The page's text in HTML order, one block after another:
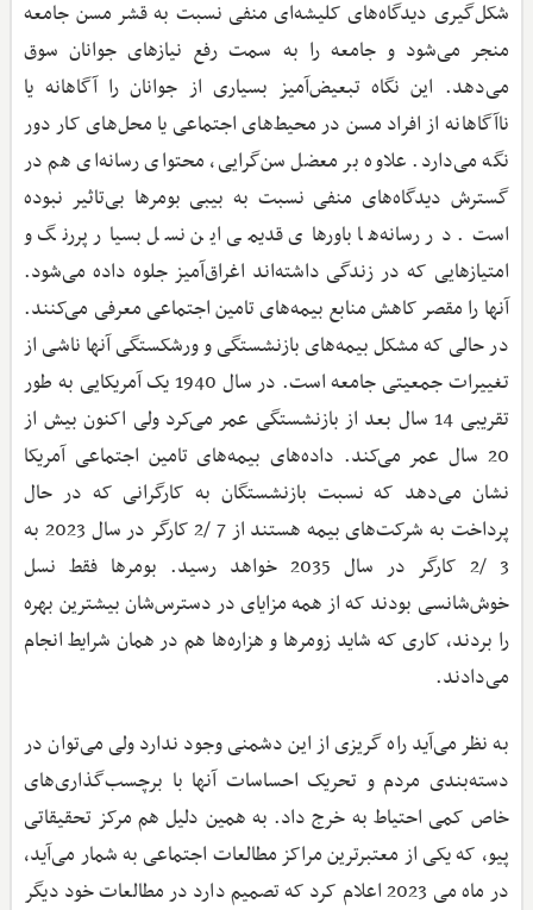
شکل‌گیری دیدگاه‌های کلیشه‌ای منفی نسبت به قشر مسن جامعه
منجر می‌شود و جامعه را به سمت رفع نیازهای جوانان سوق
می‌دهد. این نگاه تبعیض‌آمیز بسیاری از جوانان را آگاهانه یا
ناآگاهانه از افراد مسن در محیط‌های اجتماعی یا محل‌های کار دور
نگه می‌دارد. علاوه بر معضل سن‌گرایی، محتوای رسانه‌ای هم در
گسترش دیدگاه‌های منفی نسبت به بیبی بومرها بی‌تاثیر نبوده
است. در رسانه‌ها باورهای قدیمی این نسل بسیار پررنگ و
امتیازهایی که در زندگی داشته‌اند اغراق‌آمیز جلوه داده می‌شود.
آنها را مقصر کاهش منابع بیمه‌های تامین اجتماعی معرفی می‌کنند.
در حالی‌ که مشکل بیمه‌های بازنشستگی و ورشکستگی آنها ناشی از
تغییرات جمعیتی جامعه است. در سال 1940 یک آمریکایی به طور
تقریبی 14 سال بعد از بازنشستگی عمر می‌کرد ولی اکنون بیش از
20 سال عمر می‌کند. داده‌های بیمه‌های تامین اجتماعی آمریکا
نشان می‌دهد که نسبت بازنشستگان به کارگرانی که در حال
پرداخت به شرکت‌های بیمه هستند از 7 /2 کارگر در سال 2023 به
3 /2 کارگر در سال 2035 خواهد رسید. بومرها فقط نسل
خوش‌شانسی بودند که از همه مزایای در دسترس‌شان بیشترین بهره
را بردند، کاری که شاید زومرها و هزاره‌ها هم در همان شرایط انجام
می‌دادند.
به نظر می‌آید راه گریزی از این دشمنی وجود ندارد ولی می‌توان در
دسته‌بندی مردم و تحریک احساسات آنها با برچسب‌گذاری‌های
خاص کمی احتیاط به خرج داد. به همین دلیل هم مرکز تحقیقاتی
پیو، که یکی از معتبرترین مراکز مطالعات اجتماعی به شمار می‌آید،
در ماه می 2023 اعلام کرد که تصمیم دارد در مطالعات خود دیگر